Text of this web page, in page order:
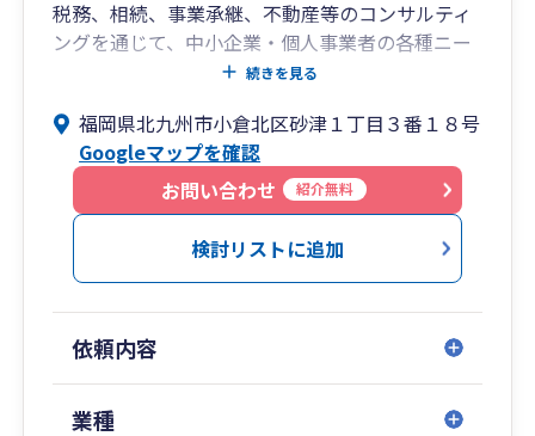
税務、相続、事業承継、不動産等のコンサルティ
ングを通じて、中小企業・個人事業者の各種ニー
ズにお答えできる総合事務所です。弁護士、司法
方、新たなステップアップを考えている方、お気
軽にご相談ください。
［開業］1962年 [税理士]３名 ［スタッフ数］
18名
続きを見る
福岡県北九州市小倉北区砂津１丁目３番１８号
Googleマップを確認
お問い合わせ
紹介無料
検討リストに追加
依頼内容
業種